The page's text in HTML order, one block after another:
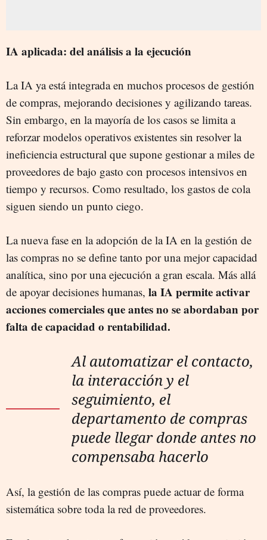
IA aplicada: del análisis a la ejecución
La IA ya está integrada en muchos procesos de gestión
de compras, mejorando decisiones y agilizando tareas.
Sin embargo, en la mayoría de los casos se limita a
reforzar modelos operativos existentes sin resolver la
ineficiencia estructural que supone gestionar a miles de
proveedores de bajo gasto con procesos intensivos en
tiempo y recursos. Como resultado, los gastos de cola
siguen siendo un punto ciego.
La nueva fase en la adopción de la IA en la gestión de
las compras no se define tanto por una mejor capacidad
analítica, sino por una ejecución a gran escala. Más allá
de apoyar decisiones humanas, la IA permite activar
acciones comerciales que antes no se abordaban por
falta de capacidad o rentabilidad.
Al automatizar el contacto,
la interacción y el
seguimiento, el
departamento de compras
puede llegar donde antes no
compensaba hacerlo
Así, la gestión de las compras puede actuar de forma
sistemática sobre toda la red de proveedores.